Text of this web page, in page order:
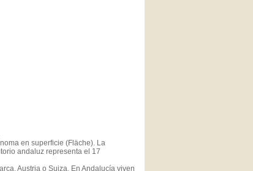
en superficie (Fläche). La
andaluz representa el 17
Austria o Suiza. En Andalucía viven